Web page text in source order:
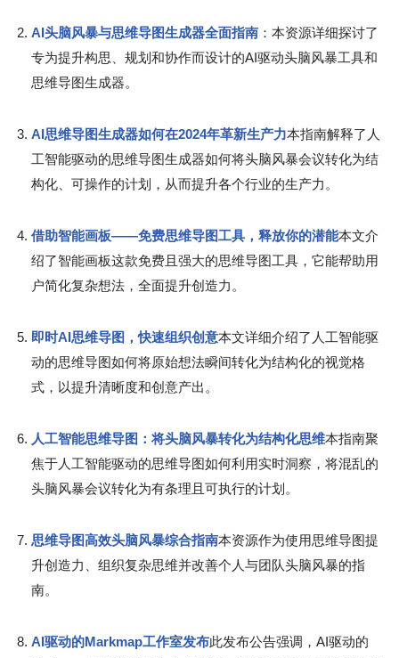
AI头脑风暴与思维导图生成器全面指南 ：本资源详细探讨了
专为提升构思、规划和协作而设计的AI驱动头脑风暴工具和
思维导图生成器。
AI思维导图生成器如何在2024年革新生产力本指南解释了人
工智能驱动的思维导图生成器如何将头脑风暴会议转化为结
构化、可操作的计划，从而提升各个行业的生产力。
借助智能画板——免费思维导图工具，释放你的潜能本文介
绍了智能画板这款免费且强大的思维导图工具，它能帮助用
户简化复杂想法，全面提升创造力。
即时AI思维导图，快速组织创意本文详细介绍了人工智能驱
动的思维导图如何将原始想法瞬间转化为结构化的视觉格
式，以提升清晰度和创意产出。
人工智能思维导图：将头脑风暴转化为结构化思维本指南聚
焦于人工智能驱动的思维导图如何利用实时洞察，将混乱的
头脑风暴会议转化为有条理且可执行的计划。
思维导图高效头脑风暴综合指南本资源作为使用思维导图提
升创造力、组织复杂思维并改善个人与团队头脑风暴的指
南。
AI驱动的Markmap工作室发布此发布公告强调，AI驱动的